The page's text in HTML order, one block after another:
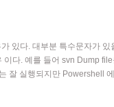
있다. 대부분 특수문자가 있
다. 예를 들어 svn Dump file
잘 실행되지만 Powershell